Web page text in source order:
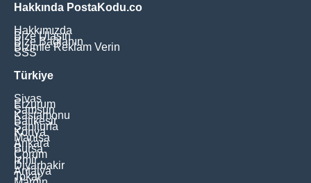
Hakkında PostaKodu.co
Hakkımızda
Bize Ulaşın
Bize Bağlanın
Bizimle Reklam Verin
SSS
Türkiye
Sivas
Erzurum
Samsun
Kastamonu
Balikesir
Şanliurfa
Konya
Manisa
Ankara
Bursa
Çorum
İzmir
Diyarbakir
Antalya
Tokat